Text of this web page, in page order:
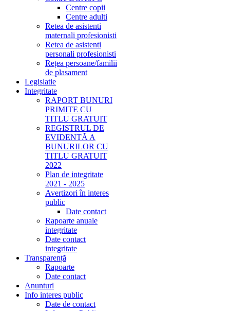
Centre copii
Centre adulti
Retea de asistenti
maternali profesionisti
Retea de asistenti
personali profesionisti
Rețea persoane/familii
de plasament
Legislatie
Integritate
RAPORT BUNURI
PRIMITE CU
TITLU GRATUIT
REGISTRUL DE
EVIDENTĂ A
BUNURILOR CU
TITLU GRATUIT
2022
Plan de integritate
2021 - 2025
Avertizori în interes
public
Date contact
Rapoarte anuale
integritate
Date contact
integritate
Transparență
Rapoarte
Date contact
Anunturi
Info interes public
Date de contact